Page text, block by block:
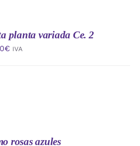
planta variada Ce. 2
€ IVA
rosas azules